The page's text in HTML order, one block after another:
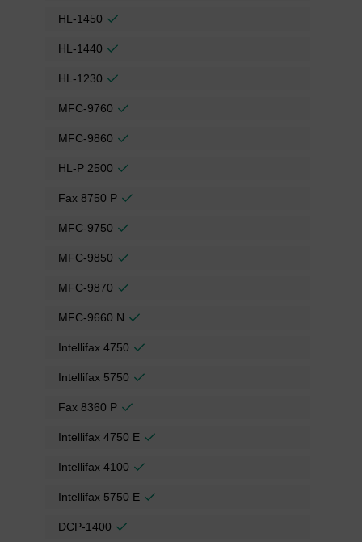
HL-1450
HL-1440
HL-1230
MFC-9760
MFC-9860
HL-P 2500
Fax 8750 P
MFC-9750
MFC-9850
MFC-9870
MFC-9660 N
Intellifax 4750
Intellifax 5750
Fax 8360 P
Intellifax 4750 E
Intellifax 4100
Intellifax 5750 E
DCP-1400